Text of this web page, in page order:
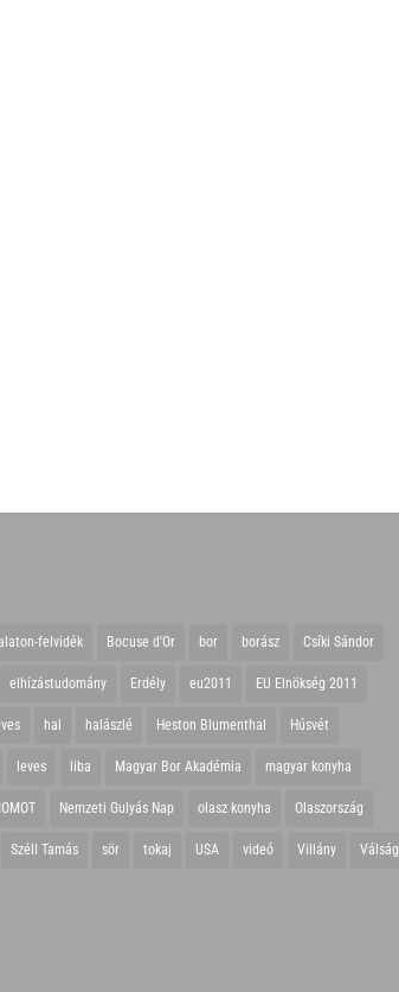
felvidék Bocuse d'Or bor borász Csíki Sándor
elhízástudomány Erdély eu2011 EU Elnökség 2011
hal halászlé Heston Blumenthal Húsvét
leves liba Magyar Bor Akadémia magyar konyha
Nemzeti Gulyás Nap olasz konyha Olaszország
Széll Tamás sör tokaj USA videó Villány Válság